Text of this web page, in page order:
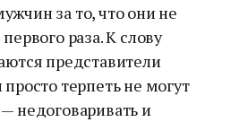
за то, что они не
раза. К слову
представители
терпеть не могут
недоговаривать и